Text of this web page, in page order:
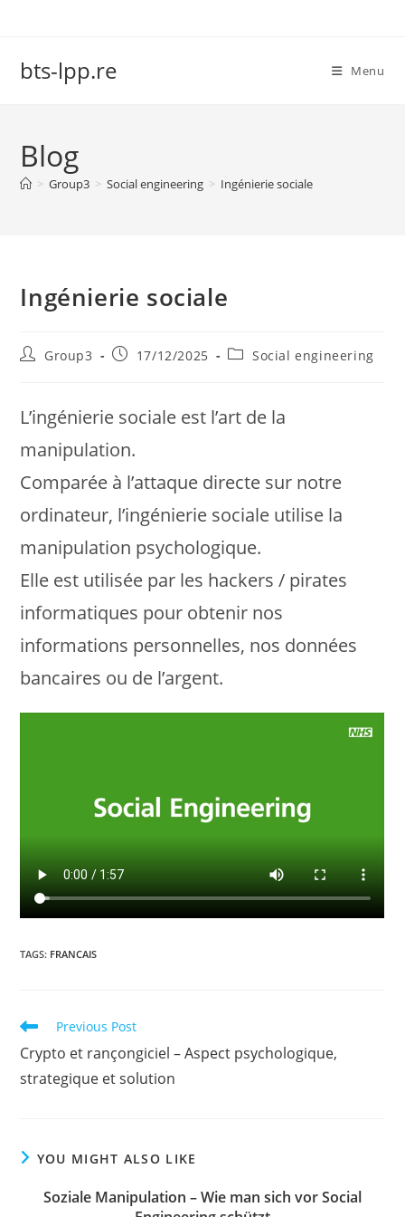
bts-lpp.re Menu
Blog
> Group3 > Social engineering > Ingénierie sociale
Ingénierie sociale
PostGroup3
Post17/12/2025
PostSocial engineering
L’ingénierie sociale est l’art de la
manipulation.
Comparée à l’attaque directe sur notre
ordinateur, l’ingénierie sociale utilise la
manipulation psychologique.
Elle est utilisée par les hackers / pirates
informatiques pour obtenir nos
informations personnelles, nos données
bancaires ou de l’argent.
TAGS: FRANCAIS
Read
articles
Previous Post
Crypto et rançongiciel – Aspect psychologique,
strategique et solution
YOU MIGHT ALSO LIKE
Soziale Manipulation – Wie man sich vor Social